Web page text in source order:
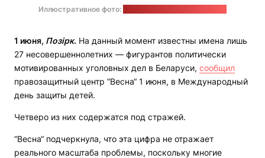
Иллюстративное фото:
1 июня, Позірк. На данный момент известны имена лишь
27 несовершеннолетних — фигурантов политически
мотивированных уголовных дел в Беларуси, сообщил
правозащитный центр “Весна“ 1 июня, в Международный
день защиты детей.
Четверо из них содержатся под стражей.
“Весна“ подчеркнула, что эта цифра не отражает
реального масштаба проблемы, поскольку многие